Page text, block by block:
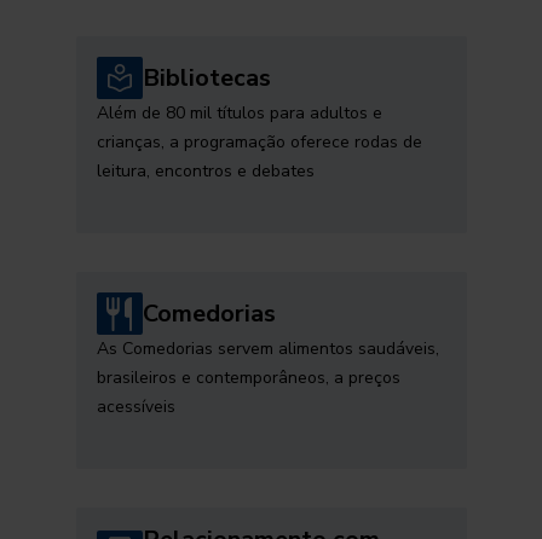
Bibliotecas
Além de 80 mil títulos para adultos e
crianças, a programação oferece rodas de
leitura, encontros e debates
Comedorias
As Comedorias servem alimentos saudáveis,
brasileiros e contemporâneos, a preços
acessíveis